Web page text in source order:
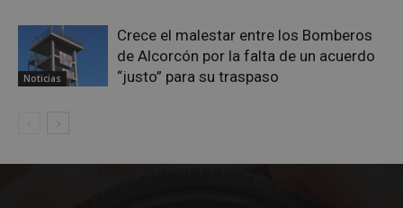
Noticias
Crece el malestar entre los Bomberos
de Alcorcón por la falta de un acuerdo
“justo” para su traspaso
Inc.
Google
Privacy Policy